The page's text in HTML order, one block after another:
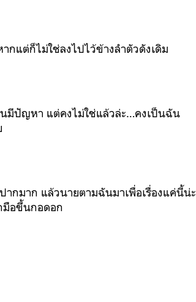
กแต่ก็ไม่ใช่ลงไปไว้ข้างลำตัวดังเดิม
นมีปัญหา แต่คงไม่ใช่แล้วล่ะ…คงเป็นฉัน
กมาก แล้วนายตามฉันมาเพื่อเรื่องแค่นี้น่ะ
มือขึ้นกอดอก